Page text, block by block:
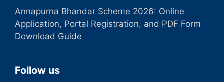
Annapurna Bhandar Scheme 2026: Online
Application, Portal Registration, and PDF Form
Download Guide
Follow us